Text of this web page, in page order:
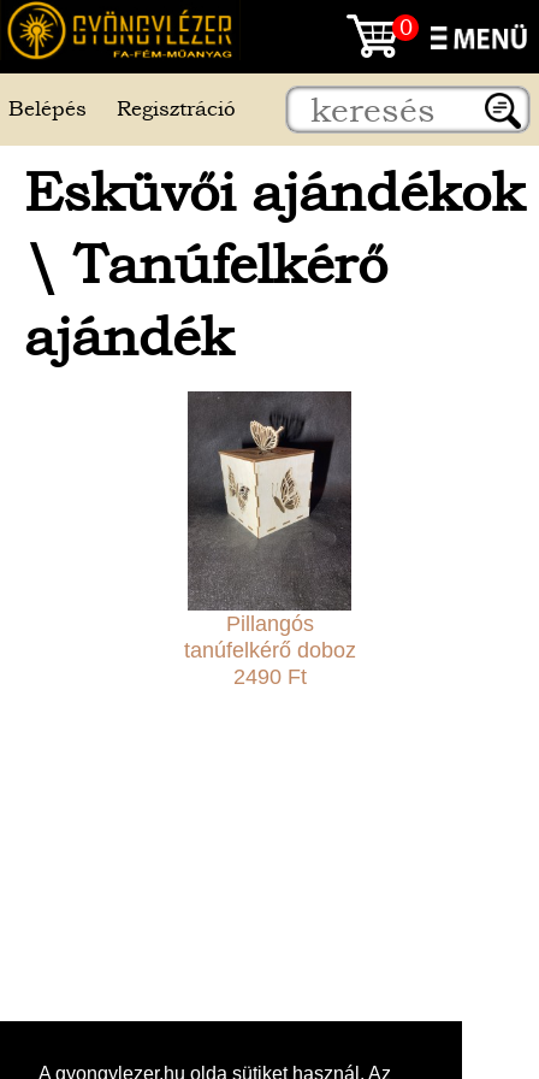
A gyongylezer.hu olda sütiket használ. Az
Belépés Regisztráció
0
Esküvői ajándékok
\Tanúfelkérő
ajándék
Pillangós
tanúfelkérő doboz
2490 Ft